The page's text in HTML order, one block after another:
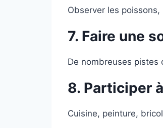
Observer les
7. Faire une
De nombreuses
8. Participer
Cuisine, peinture,